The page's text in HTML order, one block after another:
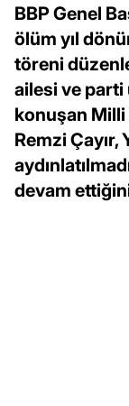
BBP Genel
ölüm yıl
töreni
ailesi ve parti
konuşan Milli
Remzi Çayır,
devam